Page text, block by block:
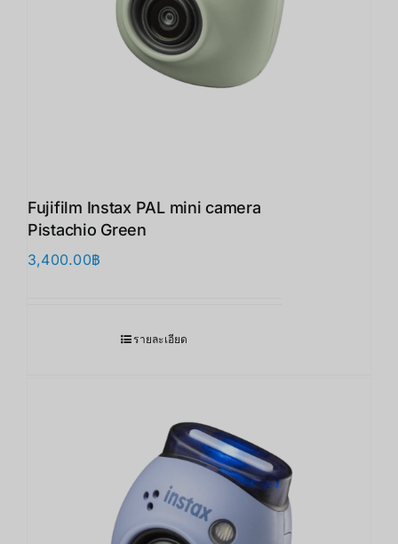
Fujifilm Instax PAL mini camera
Pistachio Green
3,400.00฿
รายละเอียด